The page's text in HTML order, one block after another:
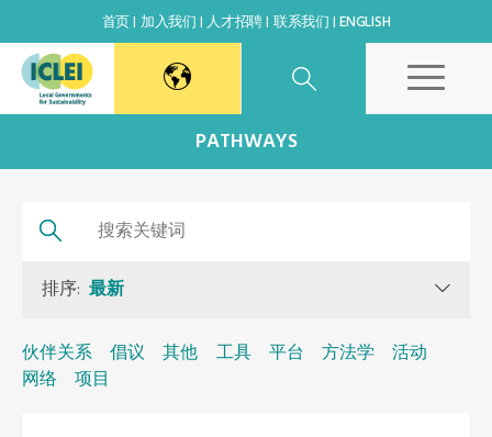
首页 加入我们 人才招聘 联系我们 ENGLISH
日本办公室
高雄能力建设中心
PATHWAYS
排序: 最新
伙伴关系 倡议 其他 工具 平台 方法学
活动
网络
项目